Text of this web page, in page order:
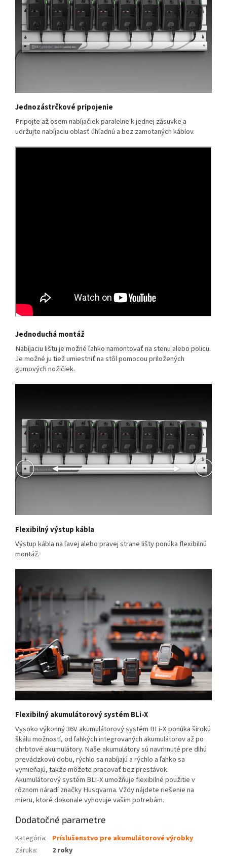
Jednozástrčkové pripojenie
Pripojte až osem nabíjačiek paralelne k jednej zásuvke a
udržujte nabíjaciu oblasť úhľadnú a bez zamotaných káblov.
Jednoduchá montáž
Nabíjaciu lištu je možné ľahko namontovať na stenu alebo policu.
Je možné ju tiež umiestniť na stôl pomocou priložených
gumových nožičiek.
Flexibilný výstup kábla
Výstup kábla na ľavej alebo pravej strane lišty ponúka flexibilnú
montáž.
Flexibilný akumulátorový systém BLi-X
Vysoko výkonný 36V akumulátorový systém BLi-X ponúka širokú
škálu možností, od ľahkých integrovaných akumulátorov až po
chrbtové akumulátory. Naše akumulátory sú navrhnuté pre dlhú
prevádzkovú dobu, rýchlo sa nabíjajú a rýchlo a ľahko sa
vymieňajú, takže môžete pracovať bez prestávok.
Akumulátorový systém BLi-X umožňuje flexibilné použitie v
rôznom náradí značky Husqvarna. Vždy nájdete riešenie na
mieru, ktoré dokonale vyhovuje vašim potrebám.
Dodatočné parametre
Kategória:
Príslušenstvo pre akumulátorové výrobky
Záruka:
2 roky